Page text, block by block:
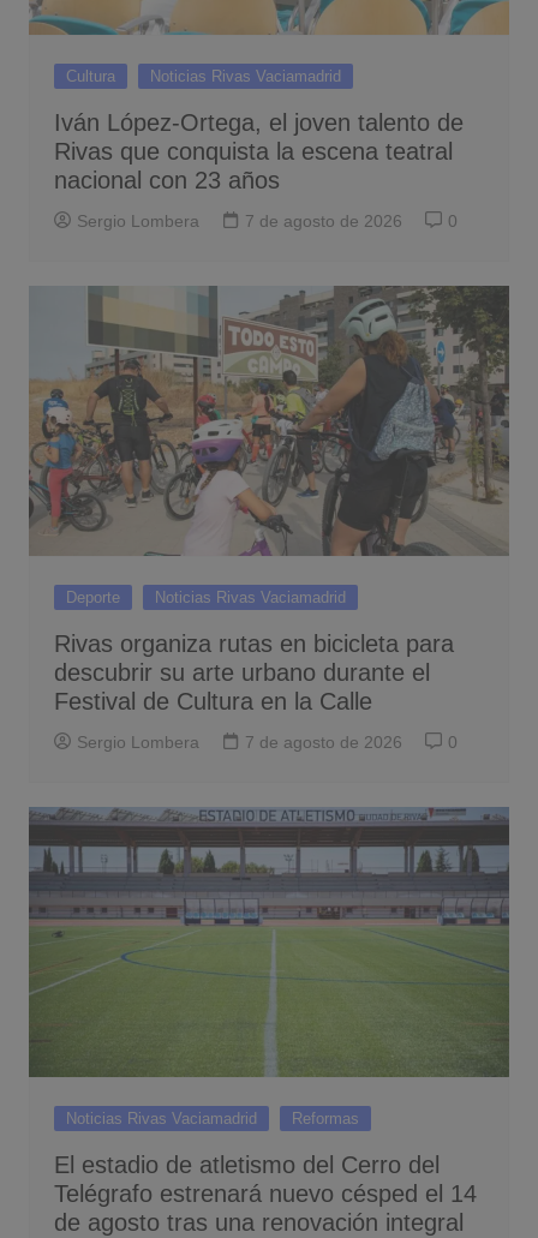
Cultura Noticias Rivas Vaciamadrid
Iván López-Ortega, el joven talento de
Rivas que conquista la escena teatral
nacional con 23 años
Sergio Lombera 7 de agosto de 2026 0
Deporte Noticias Rivas Vaciamadrid
Rivas organiza rutas en bicicleta para
descubrir su arte urbano durante el
Festival de Cultura en la Calle
Sergio Lombera 7 de agosto de 2026 0
Noticias Rivas Vaciamadrid Reformas
El estadio de atletismo del Cerro del
Telégrafo estrenará nuevo césped el 14
de agosto tras una renovación integral